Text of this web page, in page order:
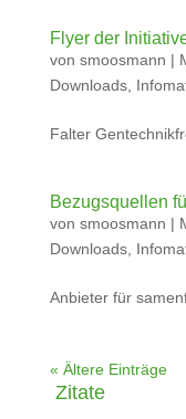
Flyer der
von smoosmann |
Downloads,
Falter
Bezugsquellen
von smoosmann |
Downloads,
Anbieter für
« Ältere Einträge
Zitate